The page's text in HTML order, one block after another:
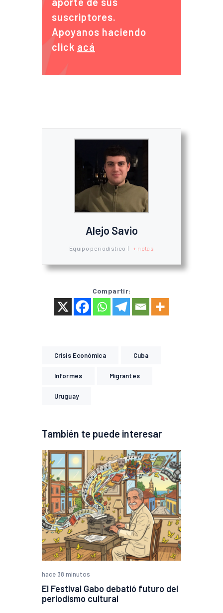
suscriptores.
Apoyanos haciendo
click acá
Alejo Savio
Equipo periodístico | + notas
Compartir:
Crisis Económica Cuba
Informes Migrantes
Uruguay
También te puede interesar
hace 38 minutos
El Festival Gabo debatió futuro del
periodismo cultural